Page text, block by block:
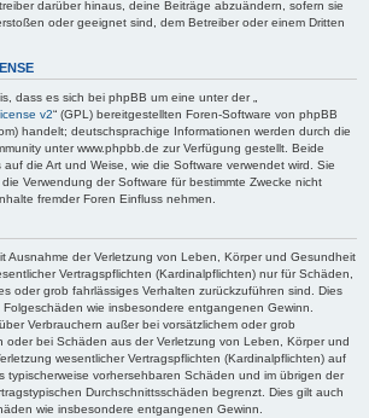
darüber hinaus, deine Beiträge abzuändern, sofern sie
oder geeignet sind, dem Betreiber oder einem Dritten
dass es sich bei phpBB um eine unter der „
v2“ (GPL) bereitgestellten Foren-Software von phpBB
handelt; deutschsprachige Informationen werden durch die
unter www.phpbb.de zur Verfügung gestellt. Beide
die Art und Weise, wie die Software verwendet wird. Sie
Verwendung der Software für bestimmte Zwecke nicht
fremder Foren Einfluss nehmen.
Ausnahme der Verletzung von Leben, Körper und Gesundheit
Vertragspflichten (Kardinalpflichten) nur für Schäden,
oder grob fahrlässiges Verhalten zurückzuführen sind. Dies
wie insbesondere entgangenen Gewinn.
Verbrauchern außer bei vorsätzlichem oder grob
oder bei Schäden aus der Verletzung von Leben, Körper und
wesentlicher Vertragspflichten (Kardinalpflichten) auf
typischerweise vorhersehbaren Schäden und im übrigen der
Durchschnittsschäden begrenzt. Dies gilt auch
wie insbesondere entgangenen Gewinn.